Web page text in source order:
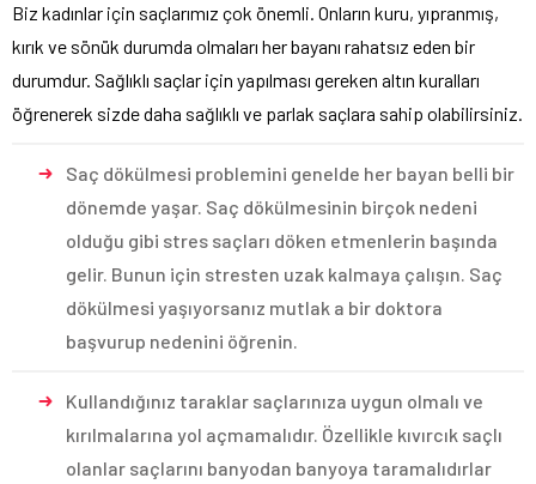
Biz kadınlar için saçlarımız çok önemli. Onların kuru, yıpranmış,
kırık ve sönük durumda olmaları her bayanı rahatsız eden bir
durumdur. Sağlıklı saçlar için yapılması gereken altın kuralları
öğrenerek sizde daha sağlıklı ve parlak saçlara sahip olabilirsiniz.
Saç dökülmesi problemini genelde her bayan belli bir
dönemde yaşar. Saç dökülmesinin birçok nedeni
olduğu gibi stres saçları döken etmenlerin başında
gelir. Bunun için stresten uzak kalmaya çalışın. Saç
dökülmesi yaşıyorsanız mutlak a bir doktora
başvurup nedenini öğrenin.
Kullandığınız taraklar saçlarınıza uygun olmalı ve
kırılmalarına yol açmamalıdır. Özellikle kıvırcık saçlı
olanlar saçlarını banyodan banyoya taramalıdırlar